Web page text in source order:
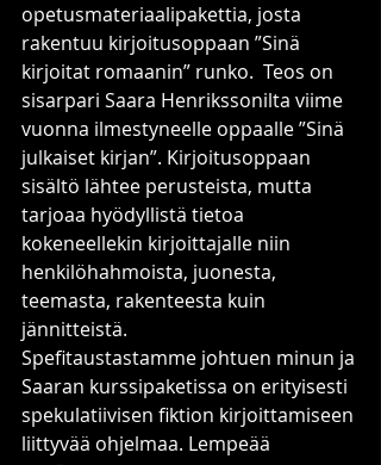
opetusmateriaalipakettia, josta
rakentuu kirjoitusoppaan ”Sinä
kirjoitat romaanin” runko.  Teos on
sisarpari Saara Henrikssonilta viime
vuonna ilmestyneelle oppaalle ”Sinä
julkaiset kirjan”. Kirjoitusoppaan
sisältö lähtee perusteista, mutta
tarjoaa hyödyllistä tietoa
kokeneellekin kirjoittajalle niin
henkilöhahmoista, juonesta,
teemasta, rakenteesta kuin
jännitteistä.
Spefitaustastamme johtuen minun ja
Saaran kurssipaketissa on erityisesti
spekulatiivisen fiktion kirjoittamiseen
liittyvää ohjelmaa. Lempeää